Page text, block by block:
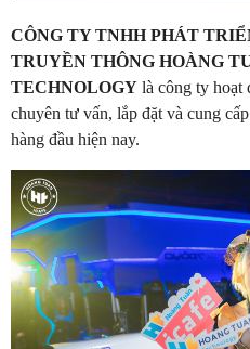
CÔNG TY TNHH PHÁT
TRUYỀN THÔNG HOÀNG
TECHNOLOGY là công ty hoạt
chuyên tư vấn, lắp đặt và cung
hàng đầu hiện nay.